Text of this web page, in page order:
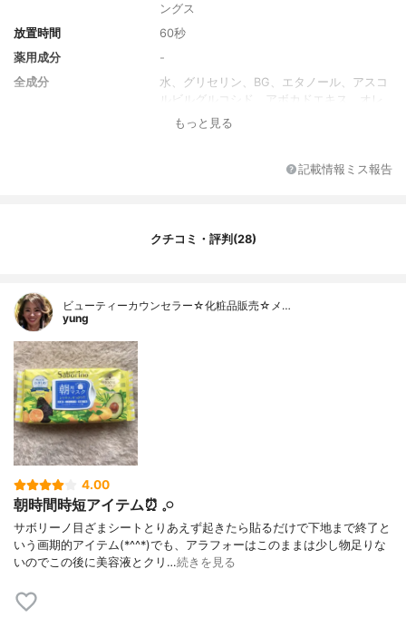
ングス
放置時間
60秒
薬用成分
-
全成分
水、グリセリン、BG、エタノール、アスコ
ルビルグルコシド、アボカドエキス、オレ
ンジ油、キュウリ果実エキス、グレープフ
ハチミツ、ヒアルロン酸Na、ベタイン、水
ゴ酸、フェノキシエタノール、エチルパラ
香り
フルーティーハーブの香り
製造国
内容量のバリエーション
もっと見る
記載情報ミス報告
クチコミ・評判(28)
ビューティーカウンセラー☆化粧品販売☆メ…
yung
4.00
朝時間時短アイテム⏰‪ 𓈒𓏸
サボリーノ目ざまシートとりあえず起きたら貼るだけで下地まで終了と
いう画期的アイテム(*^^*)でも、アラフォーはこのままは少し物足りな
いのでこの後に美容液とクリ…続きを見る